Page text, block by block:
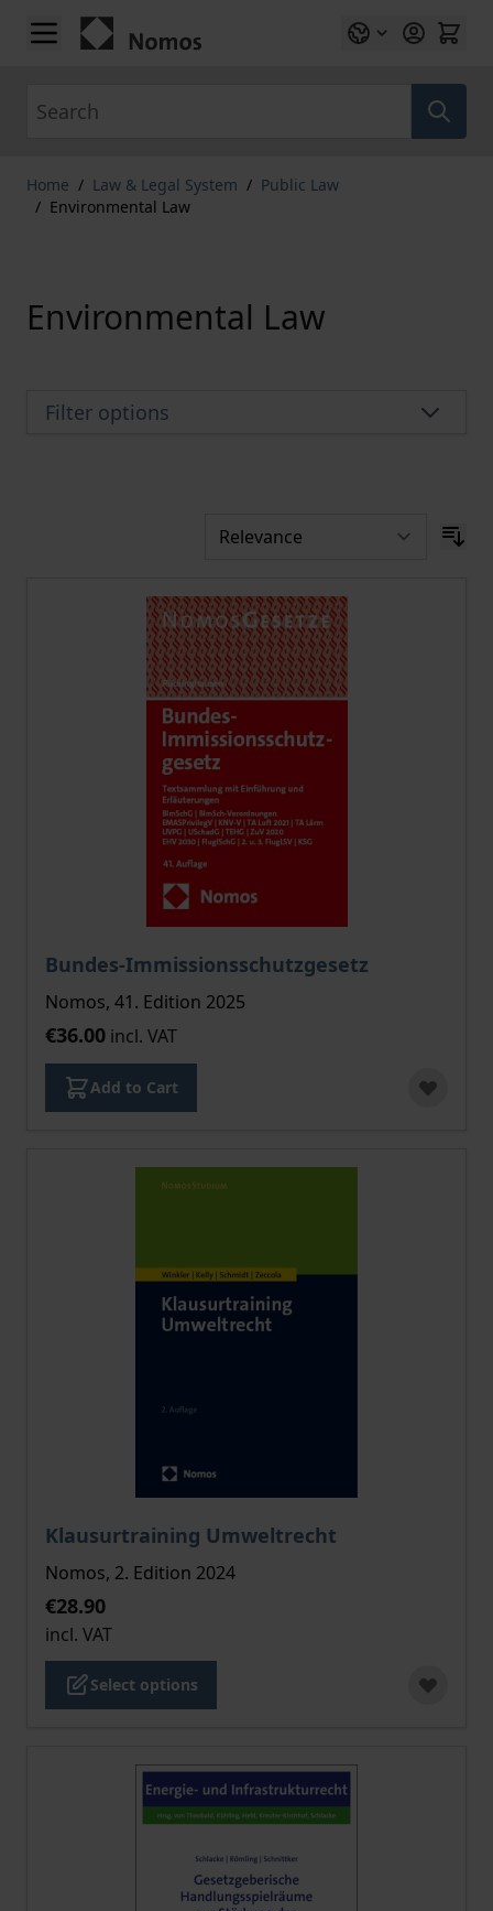
Skip to Content
Home / Law & Legal System / Public Law
/ Environmental Law
Environmental Law
Filter options
Bundes-Immissionsschutzgesetz
Nomos, 41. Edition 2025
€36.00 incl. VAT
Add to Cart
Klausurtraining Umweltrecht
The price depends on the options chosen on the
Nomos, 2. Edition 2024
€28.90
incl. VAT
Select options